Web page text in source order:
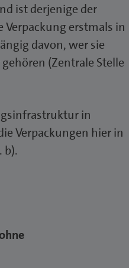
ist derjenige der
erstmals in
davon, wer sie
(Zentrale Stelle
in
Verpackungen hier in
b).